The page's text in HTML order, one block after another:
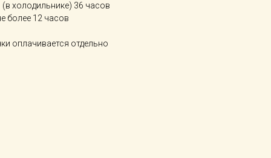
(в холодильнике) 36 часов
более 12 часов
оплачивается отдельно